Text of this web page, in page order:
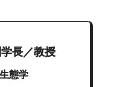
長／教授
態学